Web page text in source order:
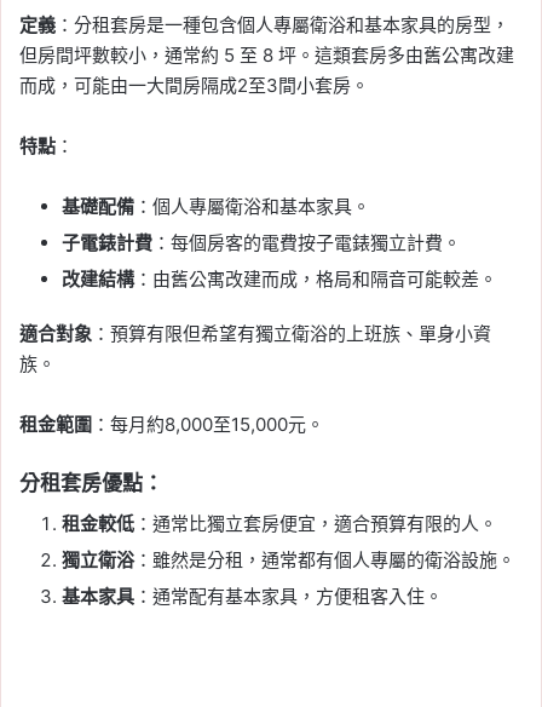
定義 ：分租套房是一種包含個人專屬衛浴和基本家具的房型，
但房間坪數較小，通常約 5 至 8 坪。這類套房多由舊公寓改建
而成，可能由一大間房隔成2至3間小套房。
特點 ：
基礎配備 ：個人專屬衛浴和基本家具。
子電錶計費 ：每個房客的電費按子電錶獨立計費。
改建結構：由舊公寓改建而成，格局和隔音可能較差。
適合對象 ：預算有限但希望有獨立衛浴的上班族、單身小資
族。
租金範圍 ：每月約8,000至15,000元。
分租套房優點 ：
租金較低 ：通常比獨立套房便宜，適合預算有限的人。
獨立衛浴：雖然是分租，通常都有個人專屬的衛浴設施。
基本家具 ：通常配有基本家具，方便租客入住。